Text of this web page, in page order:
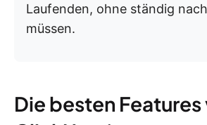
Laufenden, ohne ständig
müssen.
Die besten Features